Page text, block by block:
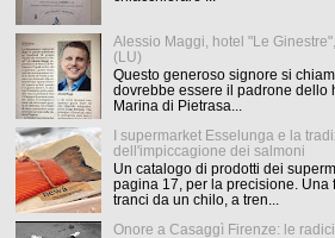
Alessio Maggi, hotel "Le
(LU)
Questo generoso signore si
dovrebbe essere il padrone dello
Marina di Pietrasa...
I supermarket Esselunga e la
dell'impiccagione dei salmoni
Un catalogo di prodotti dei
pagina 17, per la precisione. Una
tranci da un chilo, a tren...
Onore a Casaggì Firenze: le